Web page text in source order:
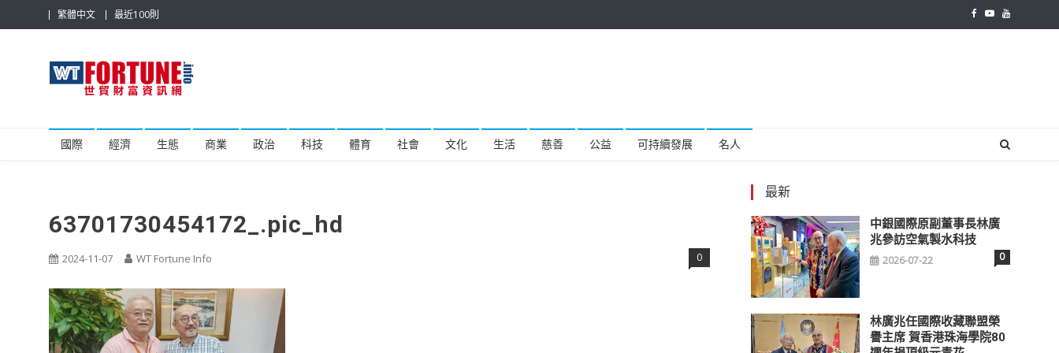
to
繁體中文 最近100則
國際 經濟 生態 商業 政治 科技 體育 社會 文化 生活 慈善 公益 可持續發展 名人
63701730454172_.pic_hd
2024-11-07 WT Fortune Info 0
最新
中銀國際原副董事長林廣
兆參訪空氣製水科技
2026-07-22 0
林廣兆任國際收藏聯盟榮
譽主席 賀香港珠海學院80